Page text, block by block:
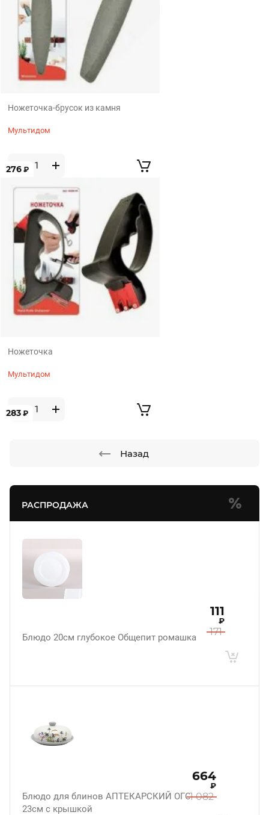
РАСПРОДАЖА
Блюдо 20см глубокое Общепит ромашка 171
111
₽
Блюдо для блинов АПТЕКАРСКИЙ ОГОРОД
23см с крышкой
1 082
664
₽
Ножеточка-брусок из камня
Мультидом
276 ₽
Ножеточка
Мультидом
283 ₽
Назад